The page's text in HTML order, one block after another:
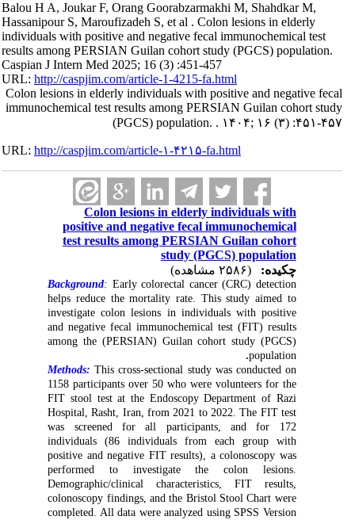
Balou H A, Joukar F, Orang Goorabzarmakhi M, Shahdkar M,
Hassanipour S, Maroufizadeh S, et al . Colon lesions in elderly
individuals with positive and negative fecal immunochemical test
results among PERSIAN Guilan cohort study (PGCS) population.
Caspian J Intern Med 2025; 16 (3) :451-457
URL:http://caspjim.com/article-1-4215-fa.html
Colon lesions in elderly individuals with positive and negative fecal
immunochemical test results among PERSIAN Guilan cohort study
(PGCS) population. . ۱۴۰۴; ۱۶ (۳) :۴۵۱-۴۵۷
URL:http://caspjim.com/article-۱-۴۲۱۵-fa.html
Colon lesions in elderly individuals with
positive and negative fecal immunochemical
test results among PERSIAN Guilan cohort
study (PGCS) population
چکیده:
Background:Early colorectal cancer (CRC) detection
helps reduce the mortality rate. This study aimed to
investigate colon lesions in individuals with positive
and negative fecal immunochemical test (FIT) results
among the (PERSIAN) Guilan cohort study (PGCS)
population
.
Methods:This cross-sectional study was conducted on
1158 participants over 50 who were volunteers for the
FIT stool test at the Endoscopy Department of Razi
Hospital, Rasht, Iran, from 2021 to 2022. The FIT test
was screened for all participants, and for 172
individuals (86 individuals from each group with
positive and negative FIT results), a colonoscopy was
performed to investigate the colon lesions.
Demographic/clinical characteristics, FIT results,
colonoscopy findings, and the Bristol Stool Chart were
completed. All data were analyzed using SPSS Version